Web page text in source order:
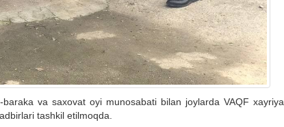
va saxovat oyi munosabati bilan joylarda VAQF xayriya
tashkil etilmoqda.